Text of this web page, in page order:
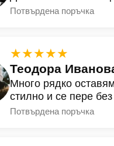
Потвърдена поръчка
★★★★★
Теодора
Много рядко
стилно и се пере
Потвърдена поръчка